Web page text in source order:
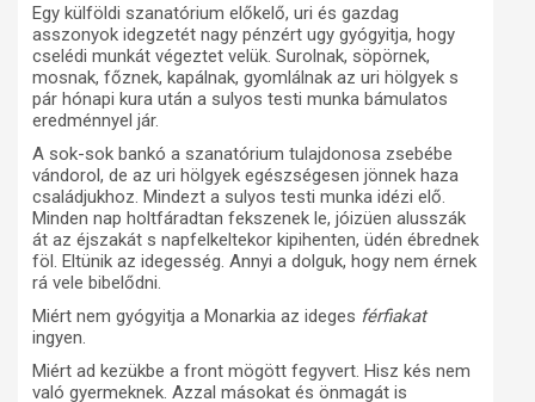
Egy külföldi szanatórium előkelő, uri és gazdag
asszonyok idegzetét nagy pénzért ugy gyógyitja, hogy
cselédi munkát végeztet velük. Surolnak, söpörnek,
mosnak, főznek, kapálnak, gyomlálnak az uri hölgyek s
pár hónapi kura után a sulyos testi munka bámulatos
eredménnyel jár.
A sok-sok bankó a szanatórium tulajdonosa zsebébe
vándorol, de az uri hölgyek egészségesen jönnek haza
családjukhoz. Mindezt a sulyos testi munka idézi elő.
Minden nap holtfáradtan fekszenek le, jóizüen alusszák
át az éjszakát s napfelkeltekor kipihenten, üdén ébrednek
föl. Eltünik az idegesség. Annyi a dolguk, hogy nem érnek
rá vele bibelődni.
Miért nem gyógyitja a Monarkia az ideges férfiakat
ingyen.
Miért ad kezükbe a front mögött fegyvert. Hisz kés nem
való gyermeknek. Azzal másokat és önmagát is